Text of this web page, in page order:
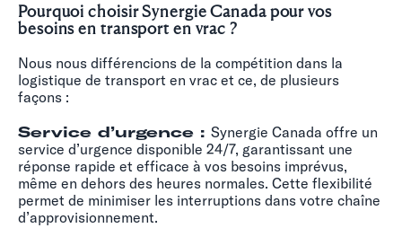
Pourquoi choisir Synergie Canada pour vos
besoins en transport en vrac ?
Nous nous différencions de la compétition dans la
logistique de transport en vrac et ce, de plusieurs
façons :
Service d’urgence : Synergie Canada offre un
service d’urgence disponible 24/7, garantissant une
réponse rapide et efficace à vos besoins imprévus,
même en dehors des heures normales. Cette flexibilité
permet de minimiser les interruptions dans votre chaîne
d’approvisionnement.